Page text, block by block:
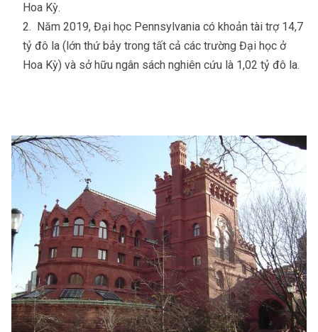
Hoa Kỳ.
Năm 2019, Đại học Pennsylvania có khoản tài trợ 14,7
tỷ đô la (lớn thứ bảy trong tất cả các trường Đại học ở
Hoa Kỳ) và sở hữu ngân sách nghiên cứu là 1,02 tỷ đô la.